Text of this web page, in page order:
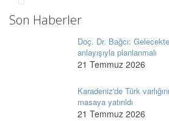
Son Haberler
Doç. Dr. Bağcı:
anlayışıyla planlanmalı
21 Temmuz 2026
Karadeniz'de Türk
masaya yatırıldı
21 Temmuz 2026